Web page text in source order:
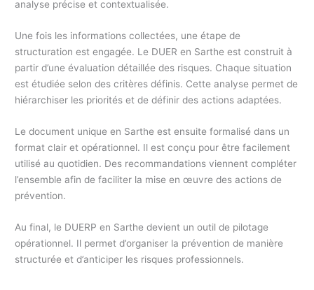
analyse précise et contextualisée.
Une fois les informations collectées, une étape de
structuration est engagée. Le DUER en Sarthe est construit à
partir d’une évaluation détaillée des risques. Chaque situation
est étudiée selon des critères définis. Cette analyse permet de
hiérarchiser les priorités et de définir des actions adaptées.
Le document unique en Sarthe est ensuite formalisé dans un
format clair et opérationnel. Il est conçu pour être facilement
utilisé au quotidien. Des recommandations viennent compléter
l’ensemble afin de faciliter la mise en œuvre des actions de
prévention.
Au final, le DUERP en Sarthe devient un outil de pilotage
opérationnel. Il permet d’organiser la prévention de manière
structurée et d’anticiper les risques professionnels.